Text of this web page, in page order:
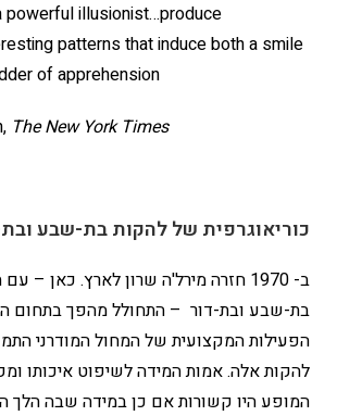
powerful illusionist…produce
patterns that induce both a smile
of apprehension.
The New York Times
כוריאוגרפית של להקות בת-שבע
ב- 1970 חזרה מירל'ה שרון לארץ. כאן
בת-שבע ובת-דור – התחולל מהפך בתחום
הפעילות המקצועית של המחול המודרני
להקות אלה. אמות המידה לשיפוט איכותו
המופע היו קשורות אם כן במידה שבה הלך